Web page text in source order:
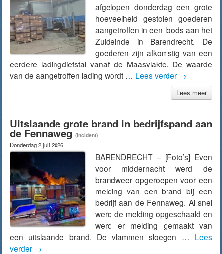
afgelopen donderdag een grote
hoeveelheid gestolen goederen
aangetroffen in een loods aan het
Zuideinde in Barendrecht. De
goederen zijn afkomstig van een
eerdere ladingdiefstal vanaf de Maasvlakte. De waarde
van de aangetroffen lading wordt … Lees verder →
Lees meer
Uitslaande grote brand in bedrijfspand aan
de Fennaweg (Incident)
Donderdag 2 juli 2026
BARENDRECHT – [Foto’s] Even
voor middernacht werd de
brandweer opgeroepen voor een
melding van een brand bij een
bedrijf aan de Fennaweg. Al snel
werd de melding opgeschaald en
werd er melding gemaakt van
een uitslaande brand. De vlammen sloegen … Lees
verder →